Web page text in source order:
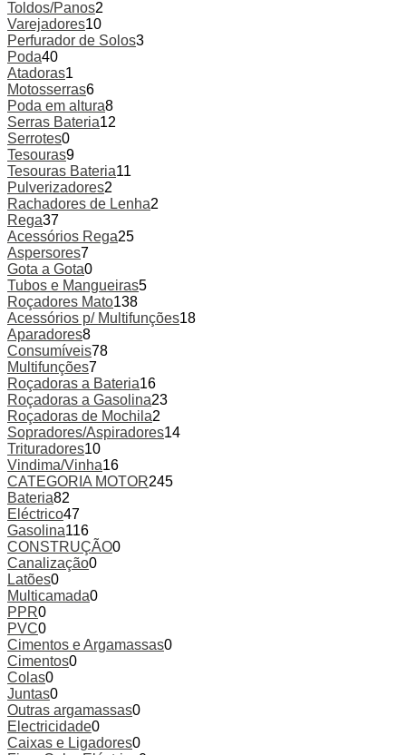
Toldos/Panos2
Varejadores10
Perfurador de Solos3
Poda40
Atadoras1
Motosserras6
Poda em altura8
Serras Bateria12
Serrotes0
Tesouras9
Tesouras Bateria11
Pulverizadores2
Rachadores de Lenha2
Rega37
Acessórios Rega25
Aspersores7
Gota a Gota0
Tubos e Mangueiras5
Roçadores Mato138
Acessórios p/ Multifunções18
Aparadores8
Consumíveis78
Multifunções7
Roçadoras a Bateria16
Roçadoras a Gasolina23
Roçadoras de Mochila2
Sopradores/Aspiradores14
Trituradores10
Vindima/Vinha16
CATEGORIA MOTOR245
Bateria82
Eléctrico47
Gasolina116
CONSTRUÇÃO0
Canalização0
Latões0
Multicamada0
PPR0
PVC0
Cimentos e Argamassas0
Cimentos0
Colas0
Juntas0
Outras argamassas0
Electricidade0
Caixas e Ligadores0